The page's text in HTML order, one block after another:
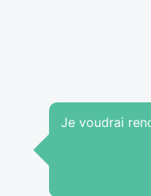
Je voudrai